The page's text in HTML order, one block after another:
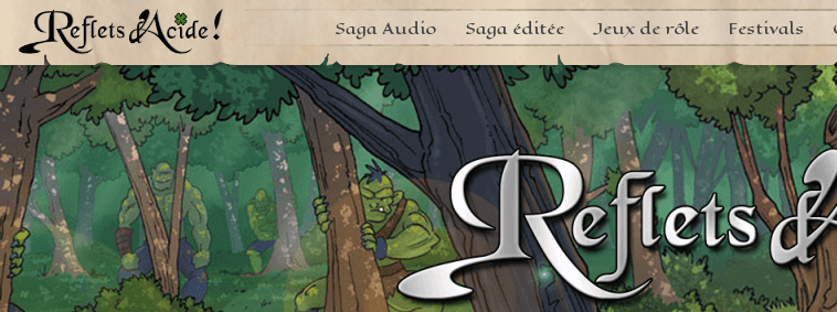
Aller
au
contenu
Saga Audio Saga éditée Jeux de rôle Festivals